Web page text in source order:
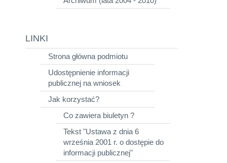
LINKI
Strona główna podmiotu
Udostępnienie informacji
publicznej na wniosek
Jak korzystać?
Co zawiera biuletyn ?
Tekst "Ustawa z dnia 6
września 2001 r. o dostępie do
informacji publicznej"